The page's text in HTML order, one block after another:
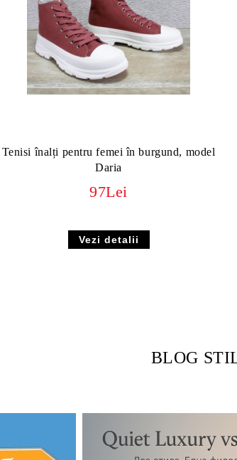
Tenisi înalți pentru femei în burgund, model
Daria
97Lei
Vezi detalii
BLOG